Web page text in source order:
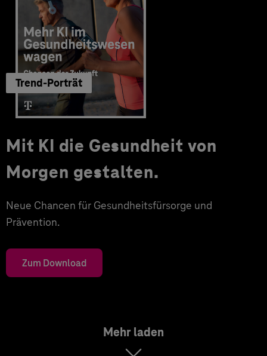
Trend-Porträt
Mit KI die Gesundheit von
Morgen gestalten.
Neue Chancen für Gesundheitsfürsorge und
Prävention.
Zum Download
Mehr laden